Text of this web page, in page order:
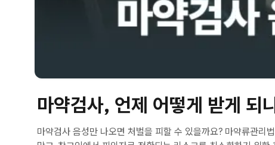
마약검사, 언제 어떻게 받게 되
마약검사 음성만 나오면 처벌을 피할 수 있을까요? 마약류관리